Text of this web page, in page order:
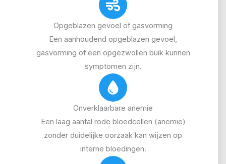
Opgeblazen gevoel of gasvorming
Een aanhoudend opgeblazen gevoel,
gasvorming of een opgezwollen buik kunnen
symptomen zijn.
Onverklaarbare anemie
Een laag aantal rode bloedcellen (anemie)
zonder duidelijke oorzaak kan wijzen op
interne bloedingen.